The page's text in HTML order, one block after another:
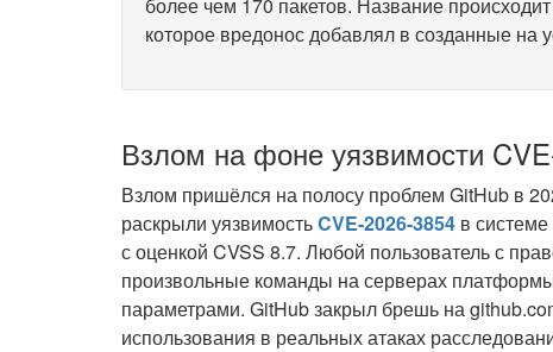
которое вредонос добавлял в созданные на
Взлом на фоне уязвимости
Взлом пришёлся на полосу проблем GitHub в
раскрыли уязвимостьCVE-2026-3854 в
с оценкой CVSS 8.7. Любой пользователь с
произвольные команды на серверах
параметрами. GitHub закрыл брешь на
использования в реальных атаках